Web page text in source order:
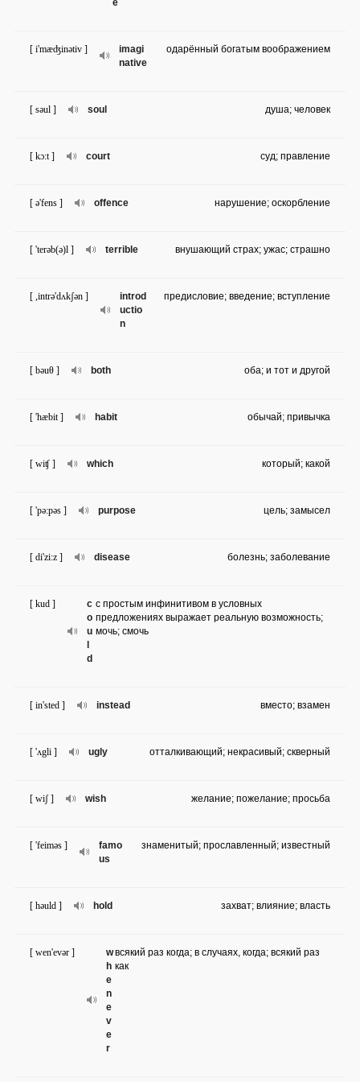
e
imagi
native
[ i'mæʤinətiv ] одарённый богатым воображением
soul
[ səul ] душа; человек
court
[ kɔ:t ] суд; правление
offence
[ ə'fens ] нарушение; оскорбление
terrible
[ 'terəb(ə)l ] внушающий страх; ужас; страшно
introd
uctio
n
[ ,intrə'dʌkʃən ] предисловие; введение; вступление
both
[ bəuθ ] оба; и тот и другой
habit
[ 'hæbit ] обычай; привычка
which
[ wiʧ ] который; какой
purpose
[ 'pə:pəs ] цель; замысел
disease
[ di'zi:z ] болезнь; заболевание
c
o
u
d
[ kud ]
с простым инфинитивом в условных
предложениях выражает реальную возможность;
мочь; смочь
instead
[ in'sted ] вместо; взамен
ugly
[ 'ʌgli ] отталкивающий; некрасивый; скверный
wish
[ wiʃ ] желание; пожелание; просьба
famo
us
[ 'feiməs ] знаменитый; прославленный; известный
hold
[ həuld ] захват; влияние; власть
w
h
e
n
e
v
e
r
[ wen'evər ]
всякий раз когда; в случаях, когда; всякий раз
как